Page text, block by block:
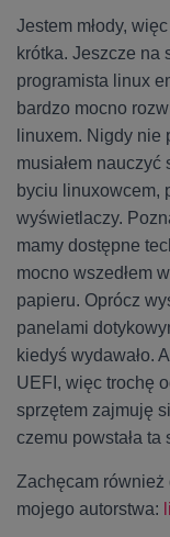
Jestem młody,
krótka. Jeszcze na
programista linux
bardzo mocno
linuxem. Nigdy nie
musiałem nauczyć
byciu linuxowcem,
wyświetlaczy.
mamy dostępne
mocno wszedłem
papieru. Oprócz
panelami
kiedyś wydawało.
UEFI, więc trochę
sprzętem zajmuję
czemu powstała ta
Zachęcam również
mojego autorstwa: